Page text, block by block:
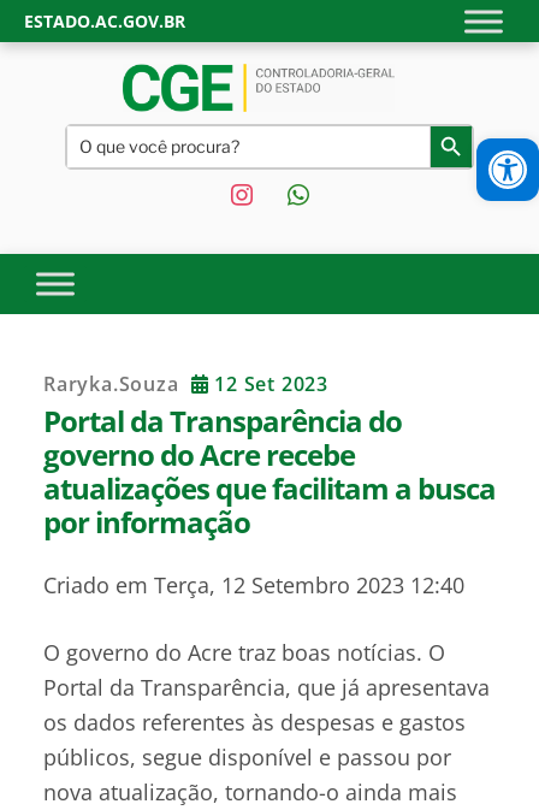
Skip
to
ESTADO.AC.GOV.BR
CONTROLADORIA-GERAL
DO ESTADO DO ACRE |
GOVERNO DO ESTADO DO
Site oficial da Controladoria-Geral do Estado do Acre.
Transparência, controle interno e fiscalização do Governo do
Estado do Acre.
Search
for: Search Button
instagramwhatsapp
Raryka.souza 12 Set 2023
Portal da Transparência do
governo do Acre recebe
atualizações que facilitam a busca
por informação
Criado em Terça, 12 Setembro 2023 12:40
O governo do Acre traz boas notícias. O
Portal da Transparência, que já apresentava
os dados referentes às despesas e gastos
públicos, segue disponível e passou por
nova atualização, tornando-o ainda mais